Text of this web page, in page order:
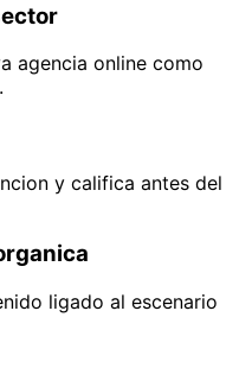
agencia online como
y califica antes del
ligado al escenario